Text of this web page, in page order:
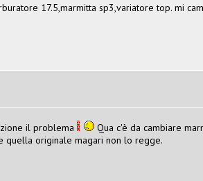
17.5,marmitta sp3,variatore top. mi
il problema
Qua c'è da cambiare
quella originale magari non lo regge.